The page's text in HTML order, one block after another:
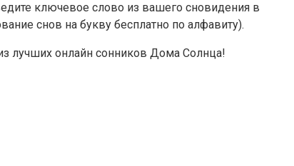
ключевое слово из вашего сновидения в
снов на букву бесплатно по алфавиту).
лучших онлайн сонников Дома Солнца!